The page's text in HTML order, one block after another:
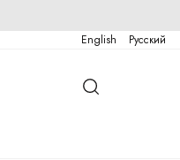
English Русский